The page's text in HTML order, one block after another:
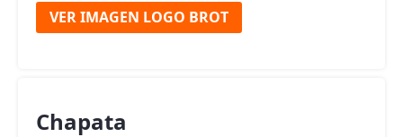
VER IMAGEN LOGO BROT
Chapata